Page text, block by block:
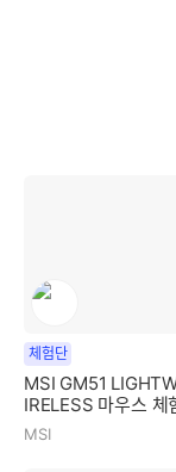
체험단
MSI GM51
IRELESS 마우스 체
MSI